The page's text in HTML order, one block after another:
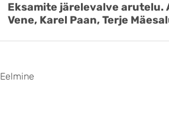
Eksamite järelevalve arutelu.
Vene, Karel Paan, Terje
Eelmine